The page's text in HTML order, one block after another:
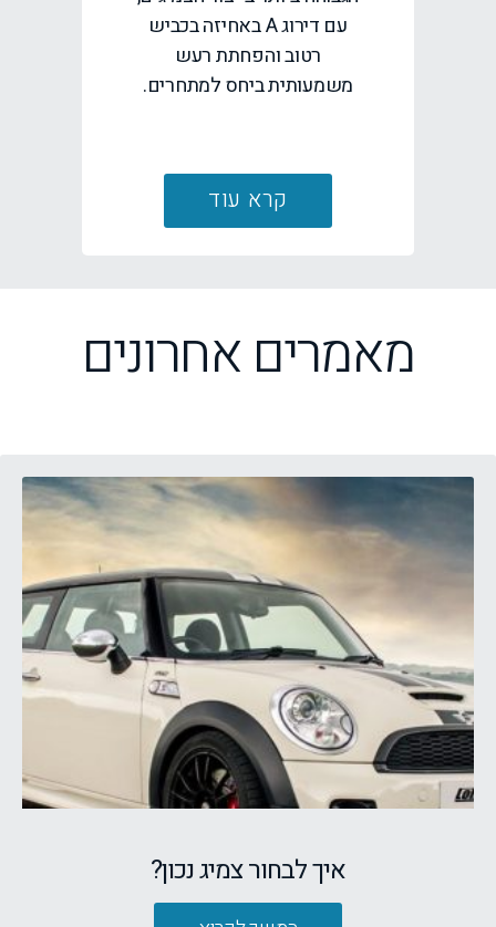
עם דירוג A באחיזה בכביש
רטוב והפחתת רעש
משמעותית ביחס למתחרים.
קרא עוד
מאמרים אחרונים
איך לבחור צמיג נכון?